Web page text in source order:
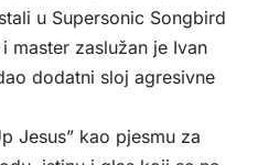
u Supersonic Songbird
master zaslužan je Ivan
dodatni sloj agresivne
Jesus” kao pjesmu za